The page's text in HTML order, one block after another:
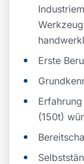
Erste
(150t)